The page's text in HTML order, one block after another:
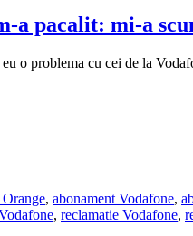
a pacalit: mi-a
o problema cu cei de la
, abonament Vodafone,
, reclamatie Vodafone,